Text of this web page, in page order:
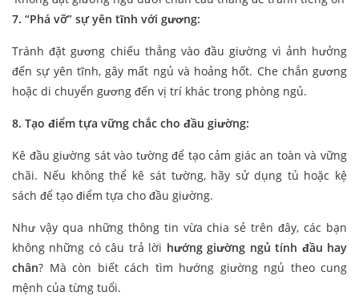
7. “Phá vỡ” sự yên tĩnh với gương:
Tránh đặt gương chiếu thẳng vào đầu giường vì ảnh hưởng
đến sự yên tĩnh, gây mất ngủ và hoảng hốt. Che chắn gương
hoặc di chuyển gương đến vị trí khác trong phòng ngủ.
8. Tạo điểm tựa vững chắc cho đầu giường:
Kê đầu giường sát vào tường để tạo cảm giác an toàn và vững
chãi. Nếu không thể kê sát tường, hãy sử dụng tủ hoặc kệ
sách để tạo điểm tựa cho đầu giường.
Như vậy qua những thông tin vừa chia sẻ trên đây, các bạn
không những có câu trả lời hướng giường ngủ tính đầu hay
chân? Mà còn biết cách tìm hướng giường ngủ theo cung
mệnh của từng tuổi.